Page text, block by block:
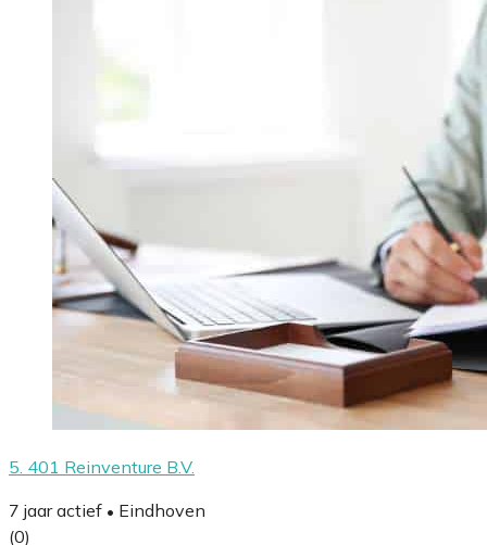
5. 401 Reinventure B.V.
7 jaar actief • Eindhoven
(0)